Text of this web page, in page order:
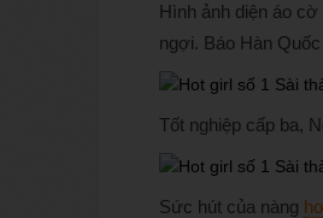
Hình ảnh diện áo cờ
ngợi. Báo Hàn Quốc
Tốt nghiệp cấp ba,
Sức hút của nàng